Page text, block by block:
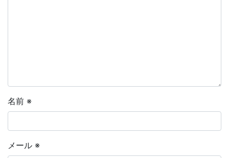
名前 ※
メール ※